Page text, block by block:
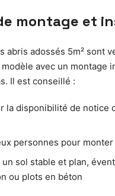
montage et
abris adossés 5m² sont
avec un montage
Il est conseillé :
la disponibilité de notice
personnes pour
un sol stable et plan,
ou plots en béton